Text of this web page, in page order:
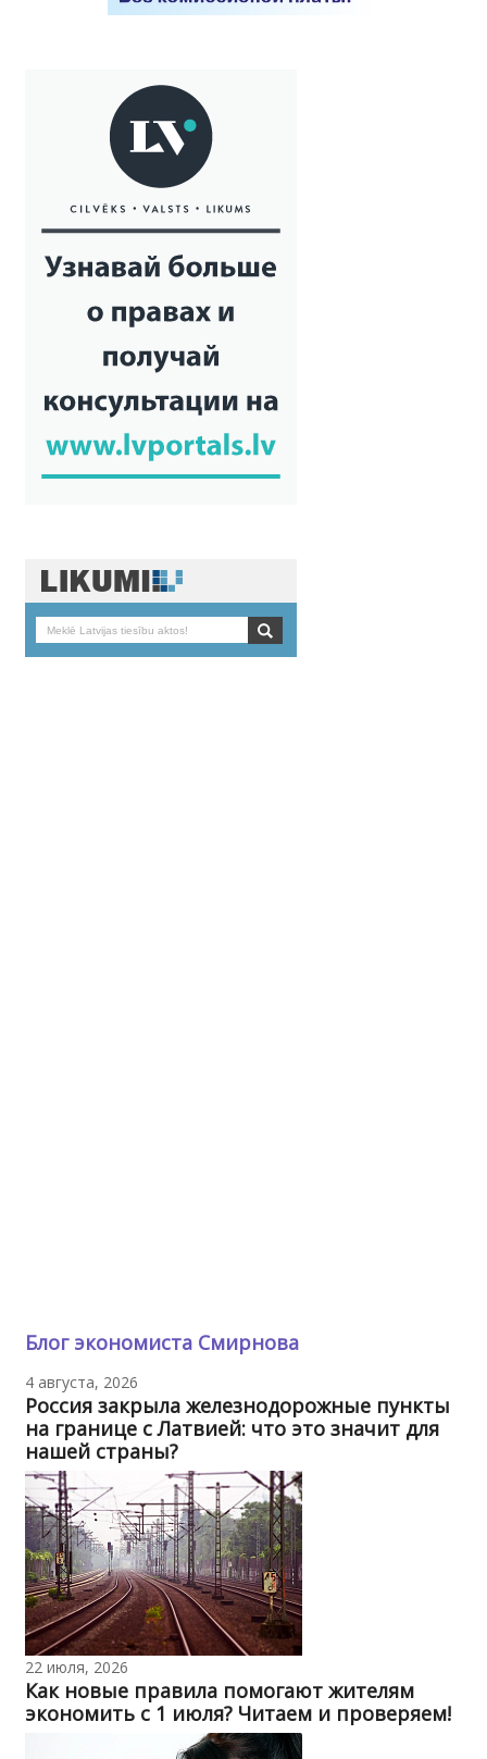
Блог экономиста Смирнова
4 августа, 2026
Россия закрыла железнодорожные пункты
на границе с Латвией: что это значит для
нашей страны?
22 июля, 2026
Как новые правила помогают жителям
экономить с 1 июля? Читаем и проверяем!